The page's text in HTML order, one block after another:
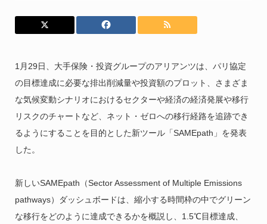
1月29日、大手保険・投資グループのアリアンツは、パリ協定
の目標達成に必要な排出削減量や投資額のプロット、さまざま
な気候変動シナリオにおけるセクターや経済の経済発展や移行
リスクのチャートなど、ネット・ゼロへの移行経路を追跡でき
るようにすることを目的とした新ツール「SAMEpath」を発表
した。
新しいSAMEpath（Sector Assessment of Multiple Emissions
pathways）ダッシュボードは、縮小する時間枠の中でグリーン
な移行をどのように達成できるかを概説し、1.5℃目標達成、